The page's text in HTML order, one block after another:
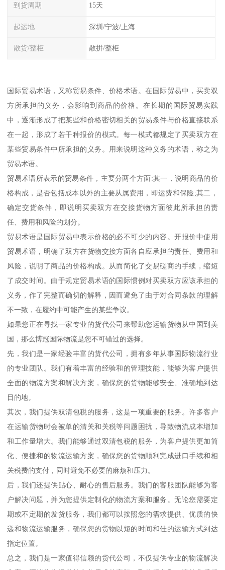
到货周期 15天
起运地 深圳/宁波/上海
散货/整柜 散拼/整柜
国际贸易术语，又称贸易条件、价格术语。在国际贸易中，买卖双
方所承担的义务，会影响到商品的价格。在长期的国际贸易实践
中，逐渐形成了把某些和价格密切相关的贸易条件与价格直接联系
在一起，形成了若干种报价的模式。每一模式都规定了买卖双方在
某些贸易条件中所承担的义务。用来说明这种义务的术语，称之为
贸易术语。
贸易术语所表示的贸易条件，主要分两个方面:其一，说明商品的价
格构成，是否包括成本以外的主要从属费用，即运费和保险;其二，
确定交货条件，即说明买卖双方在交接货物方面彼此所承担的责
任、费用和风险的划分。
贸易术语是国际贸易中表示价格的必不可少的内容。开报价中使用
贸易术语，明确了双方在货物交接方面各自应承担的责任、费用和
风险，说明了商品的价格构成。从而简化了交易磋商的手续，缩短
了成交时间。由于规定贸易术语的国际惯例对买卖双方应该承担的
义务，作了完整而确切的解释，因而避免了由于对合同条款的理解
不一致，在履约中可能产生的某些争议。
如果您正在寻找一家专业的货代公司来帮助您运输货物从中国到美
国，那么博冠国际物流是您不可错过的选择。
先，我们是一家经验丰富的货代公司，拥有多年从事国际物流行业
的专业团队。我们有着丰富的经验和的管理技能，能够为客户提供
全面的物流方案和解决方案，确保您的货物能够安全、准确地到达
目的地。
其次，我们提供双清包税的服务，这是一项重要的服务。许多客户
在运输货物时会被单的清关和关税等问题困扰，导致物流成本增加
和工作量增大。我们能够通过双清包税的服务，为客户提供更加简
化、便捷和的物流运输方案，确保您的货物顺利完成进口手续和相
关税费的支付，同时避免不必要的麻烦和压力。
后，我们还提供贴心、耐心的售后服务。我们的客服团队能够为客
户解决问题，并为您提供定制化的物流方案和服务。无论您需要定
期或不定期的发货服务，我们都可以按照您的需求提供、优质的快
递和物流运输服务，确保您的货物以短的时间和佳的运输方式到达
指定位置。
总之，我们是一家值得信赖的货代公司，不仅提供专业的物流解决